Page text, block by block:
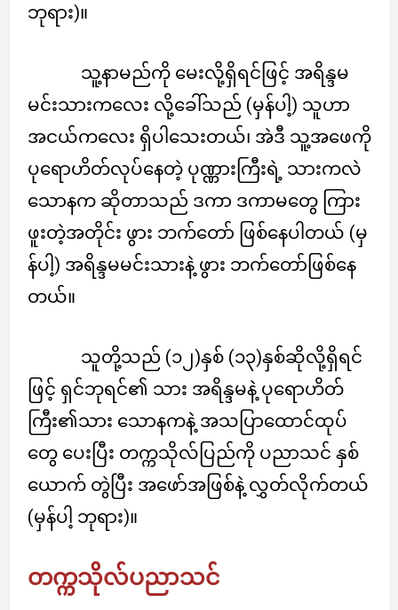
ဘုရား)။
သူ့နာမည်ကို မေးလို့ရှိရင်ဖြင့် အရိန္ဒမ
မင်းသားကလေး လို့ခေါ်သည် (မှန်ပါ့) သူဟာ
အငယ်ကလေး ရှိပါသေးတယ်၊ အဲဒီ သူ့အဖေကို
ပုရောဟိတ်လုပ်နေတဲ့ ပုဏ္ဏားကြီးရဲ့ သားကလဲ
သောနက ဆိုတာသည် ဒကာ ဒကာမတွေ ကြား
ဖူးတဲ့အတိုင်း ဖွား ဘက်တော် ဖြစ်နေပါတယ် (မှ
န်ပါ့) အရိန္ဒမမင်းသားနဲ့ ဖွား ဘက်တော်ဖြစ်နေ
တယ်။
သူတို့သည် (၁၂)နှစ် (၁၃)နှစ်ဆိုလို့ရှိရင်
ဖြင့် ရှင်ဘုရင်၏ သား အရိန္ဒမနဲ့ ပုရောဟိတ်
ကြီး၏သား သောနကနဲ့ အသပြာထောင်ထုပ်
တွေ ပေးပြီး တက္ကသိုလ်ပြည်ကို ပညာသင် နှစ်
ယောက် တွဲပြီး အဖော်အဖြစ်နဲ့ လွှတ်လိုက်တယ်
(မှန်ပါ့ ဘုရား)။
တက္ကသိုလ်ပညာသင်